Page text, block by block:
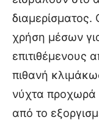
διαμερίσματος.
χρήση μέσων
επιτιθέμενους
πιθανή
νύχτα προχωρά
από το